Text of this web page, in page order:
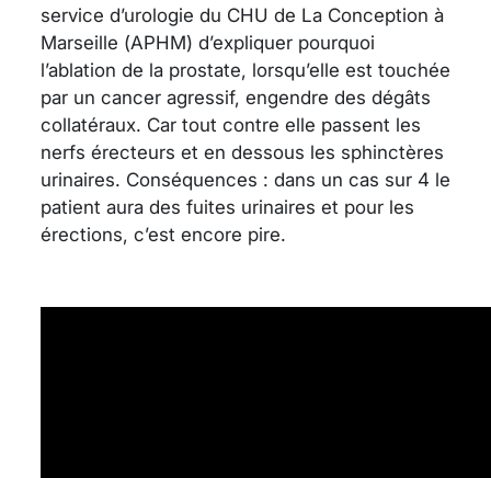
service d’urologie du CHU de La Conception à
Marseille (APHM) d’expliquer pourquoi
l’ablation de la prostate, lorsqu’elle est touchée
par un cancer agressif, engendre des dégâts
collatéraux. Car tout contre elle passent les
nerfs érecteurs et en dessous les sphinctères
urinaires. Conséquences : dans un cas sur 4 le
patient aura des fuites urinaires et pour les
érections, c’est encore pire.